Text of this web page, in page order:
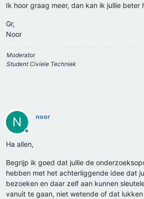
Ik hoor graag meer, dan kan ik jullie beter
Gr,
Noor
Moderator
Student Civiele Techniek
N
Offline
noor
Ha allen,
Begrijp ik goed dat jullie de
hebben met het achterliggende idee dat
bezoeken en daar zelf aan kunnen
vanuit te gaan, niet wetende of dat